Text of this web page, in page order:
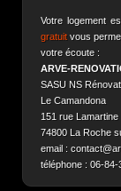
Votre logement
gratuit vous
votre écoute :
ARVE-
SASU NS
Le Camandona
151 rue Lamartine
74800 La Roche
email :
téléphone : 06-84-